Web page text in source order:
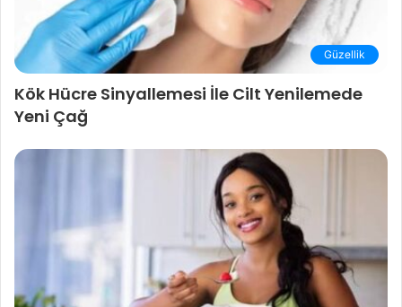
Güzellik
Kök Hücre Sinyallemesi İle Cilt Yenilemede
Yeni Çağ